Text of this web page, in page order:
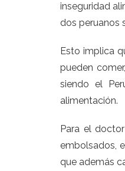
inseguridad
dos peruanos
Esto implica
pueden
siendo el
alimentación.
Para el
embolsados,
que además